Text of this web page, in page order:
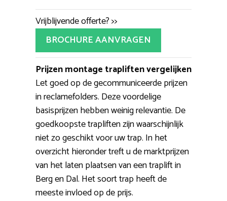
Vrijblijvende offerte? >>
BROCHURE AANVRAGEN
Prijzen montage trapliften vergelijken
Let goed op de gecommuniceerde prijzen
in reclamefolders. Deze voordelige
basisprijzen hebben weinig relevantie. De
goedkoopste trapliften zijn waarschijnlijk
niet zo geschikt voor uw trap. In het
overzicht hieronder treft u de marktprijzen
van het laten plaatsen van een traplift in
Berg en Dal. Het soort trap heeft de
meeste invloed op de prijs.